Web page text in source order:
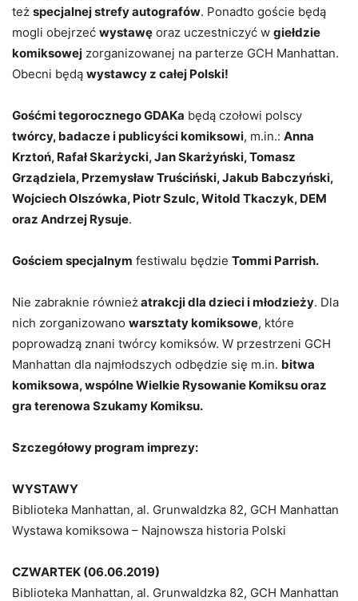
też specjalnej strefy autografów. Ponadto goście będą
mogli obejrzeć wystawę oraz uczestniczyć w giełdzie
komiksowej zorganizowanej na parterze GCH Manhattan.
Obecni będą wystawcy z całej Polski!
Gośćmi tegorocznego GDAKa będą czołowi polscy
twórcy, badacze i publicyści komiksowi, m.in.: Anna
Krztoń, Rafał Skarżycki, Jan Skarżyński, Tomasz
Grządziela, Przemysław Truściński, Jakub Babczyński,
Wojciech Olszówka, Piotr Szulc, Witold Tkaczyk, DEM
oraz Andrzej Rysuje.
Gościem specjalnym festiwalu będzie Tommi Parrish.
Nie zabraknie równieżatrakcji dla dzieci i młodzieży. Dla
nich zorganizowano warsztaty komiksowe, które
poprowadzą znani twórcy komiksów. W przestrzeni GCH
Manhattan dla najmłodszych odbędzie się m.in. bitwa
komiksowa, wspólne Wielkie Rysowanie Komiksu oraz
gra terenowa Szukamy Komiksu.
Szczegółowy program imprezy:
WYSTAWY
Biblioteka Manhattan, al. Grunwaldzka 82, GCH Manhattan
Wystawa komiksowa – Najnowsza historia Polski
CZWARTEK (06.06.2019)
Biblioteka Manhattan, al. Grunwaldzka 82, GCH Manhattan